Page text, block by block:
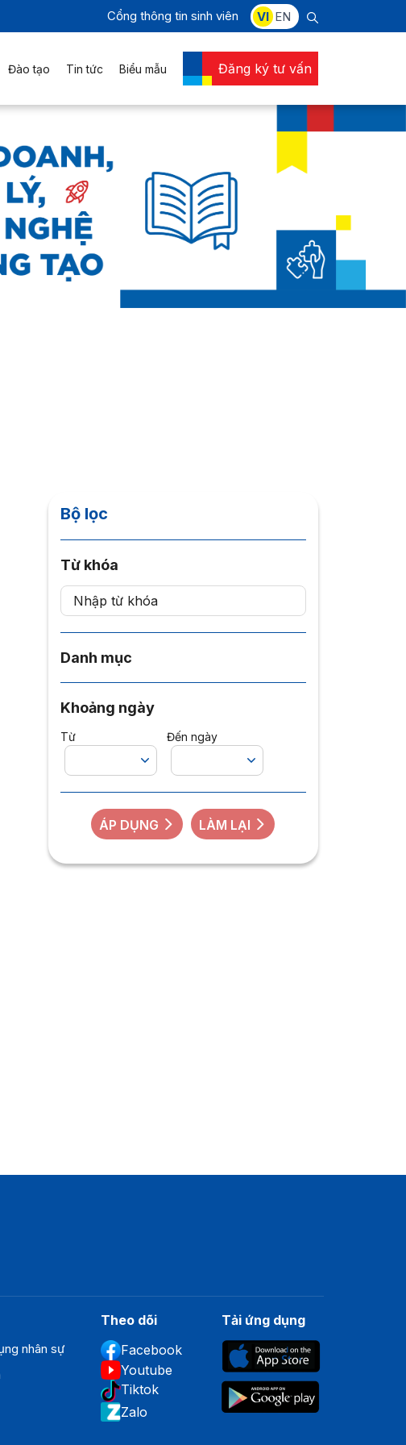
Cổng thông tin sinh viên VI EN
Đào tạo Tin tức Biểu mẫu Đăng ký tư vấn
Bộ lọc
Từ khóa
Danh mục
Khoảng ngày
Từ Đến ngày
ÁP DỤNG LÀM LẠI
nhân sự
Theo dõi
Facebook
Youtube
Tiktok
Zalo
Tải ứng dụng